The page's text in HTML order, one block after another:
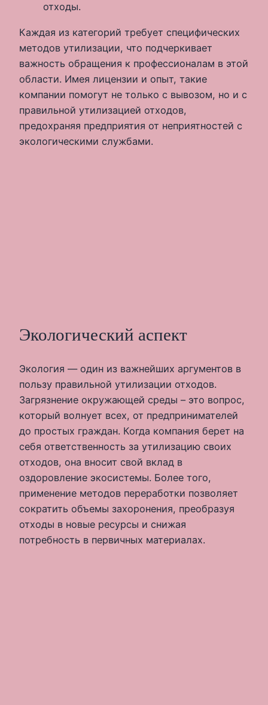
отходы.
Каждая из категорий требует специфических
методов утилизации, что подчеркивает
важность обращения к профессионалам в этой
области. Имея лицензии и опыт, такие
компании помогут не только с вывозом, но и с
правильной утилизацией отходов,
предохраняя предприятия от неприятностей с
экологическими службами.
Экологический аспект
Экология — один из важнейших аргументов в
пользу правильной утилизации отходов.
Загрязнение окружающей среды – это вопрос,
который волнует всех, от предпринимателей
до простых граждан. Когда компания берет на
себя ответственность за утилизацию своих
отходов, она вносит свой вклад в
оздоровление экосистемы. Более того,
применение методов переработки позволяет
сократить объемы захоронения, преобразуя
отходы в новые ресурсы и снижая
потребность в первичных материалах.